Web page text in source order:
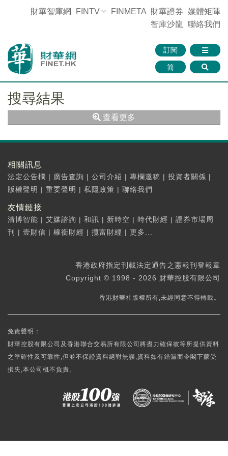
財華智庫網 FINTV FINMETA 財華證券 媒體矩陣
智庫沙龍 聯絡我們
訂閱
简
搜尋結果
查看更多
相關訊息
法定公告欄 | 廣告查詢 | 公司介紹 | 專欄邀稿 | 投資者關係 |
版權聲明 | 重要聲明 | 私隱政策 | 聯絡我們
友情鏈接
清博智能 | 艾媒諮詢 | 和訊 | 新時空 | 時代財經 | 證券市場周
刊
| 壹財信 | 權衡財經 | 攬富財經 | 更多...
香港政府指定刊載法定通告之憲報刊登報章
Copyright © 1998 - 2026 財華控股有限公司
香港財華社版權所有,未經同意不得轉載。
免責聲明：
財華控股有限公司及香港聯合交易所有限公司將盡力確保彼等所提供資料
之準確性及可靠性,但並不保證資料絕對無誤,資料如有錯漏而令閣下蒙受
損失,本公司概不負責。